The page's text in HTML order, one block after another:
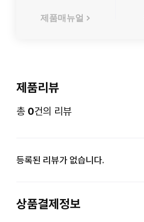
제품매뉴얼
제품리뷰
총 0건의 리뷰
등록된 리뷰가 없습니다.
상품결제정보